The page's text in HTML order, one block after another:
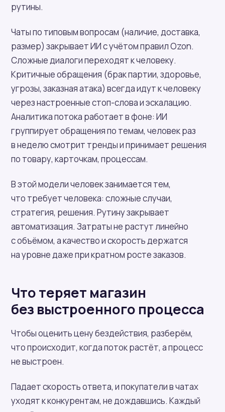
рутины.
Чаты по типовым вопросам (наличие, доставка,
размер) закрывает ИИ с учётом правил Ozon.
Сложные диалоги переходят к человеку.
Критичные обращения (брак партии, здоровье,
угрозы, заказная атака) всегда идут к человеку
через настроенные стоп-слова и эскалацию.
Аналитика потока работает в фоне: ИИ
группирует обращения по темам, человек раз
в неделю смотрит тренды и принимает решения
по товару, карточкам, процессам.
В этой модели человек занимается тем,
что требует человека: сложные случаи,
стратегия, решения. Рутину закрывает
автоматизация. Затраты не растут линейно
с объёмом, а качество и скорость держатся
на уровне даже при кратном росте заказов.
Что теряет магазин
без выстроенного процесса
Чтобы оценить цену бездействия, разберём,
что происходит, когда поток растёт, а процесс
не выстроен.
Падает скорость ответа, и покупатели в чатах
уходят к конкурентам, не дождавшись. Каждый